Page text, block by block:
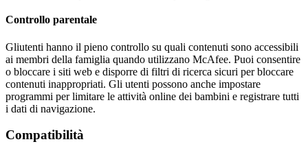
Controllo parentale
Gliutenti hanno il pieno controllo su quali contenuti sono accessibili
ai membri della famiglia quando utilizzano McAfee. Puoi consentire
o bloccare i siti web e disporre di filtri di ricerca sicuri per bloccare
contenuti inappropriati. Gli utenti possono anche impostare
programmi per limitare le attività online dei bambini e registrare tutti
i dati di navigazione.
Compatibilità